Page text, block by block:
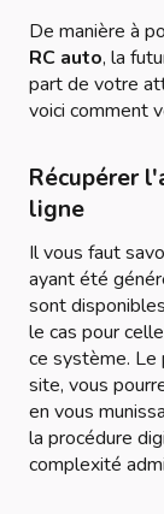
De manière à
RC auto, la
part de votre
voici comment
Récupérer
ligne
Il vous faut
ayant été
sont
le cas pour
ce système. Le
site, vous
en vous
la procédure
complexité